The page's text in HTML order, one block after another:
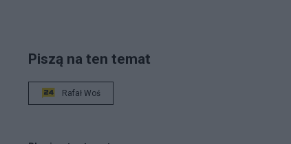
Piszą na ten temat
Rafał Woś